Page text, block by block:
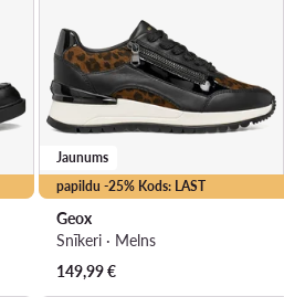
papildu -25% Kods: LAST
Jaunums
Geox
Snīkeri · Melns
149,99€